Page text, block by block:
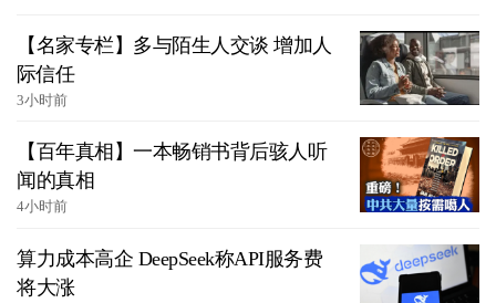
【名家专栏】多与陌生人交谈 增加人
际信任
3小时前
【百年真相】一本畅销书背后骇人听
闻的真相
4小时前
算力成本高企 DeepSeek称API服务费
将大涨